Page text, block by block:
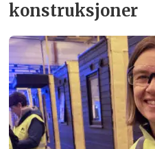
konstruksjoner